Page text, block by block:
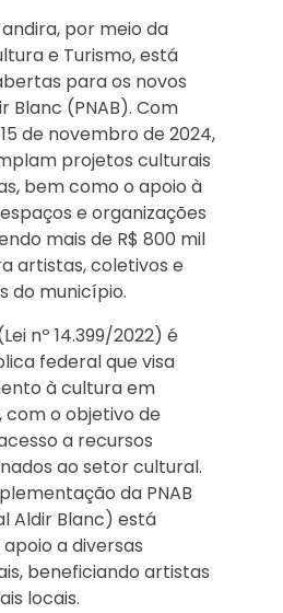
por meio da
e Turismo, está
para os novos
Blanc (PNAB). Com
de novembro de 2024,
projetos culturais
bem como o apoio à
e organizações
mais de R$ 800 mil
artistas, coletivos e
do município.
nº 14.399/2022) é
federal que visa
à cultura em
o objetivo de
a recursos
ao setor cultural.
da PNAB
Aldir Blanc) está
a diversas
beneficiando artistas
locais.